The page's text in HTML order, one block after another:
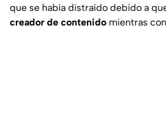
que se había distraído debido a
creador de contenido mientras